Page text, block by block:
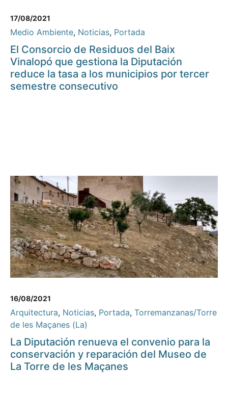
17/08/2021
Medio Ambiente, Noticias, Portada
El Consorcio de Residuos del Baix
Vinalopó que gestiona la Diputación
reduce la tasa a los municipios por tercer
semestre consecutivo
16/08/2021
Arquitectura, Noticias, Portada, Torremanzanas/Torre
de les Maçanes (La)
La Diputación renueva el convenio para la
conservación y reparación del Museo de
La Torre de les Maçanes